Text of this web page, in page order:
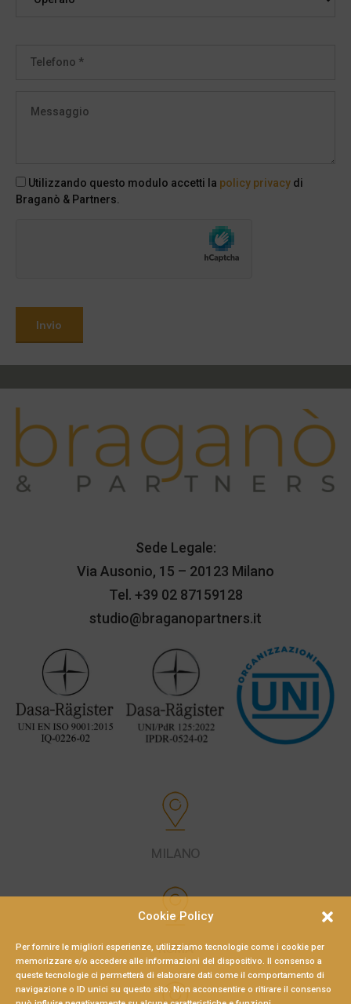
Cookie Policy
Per fornire le migliori esperienze, utilizziamo tecnologie come i cookie per
memorizzare e/o accedere alle informazioni del dispositivo. Il consenso a
queste tecnologie ci permetterà di elaborare dati come il comportamento di
navigazione o ID unici su questo sito. Non acconsentire o ritirare il consenso
Utilizzando questo modulo accetti la policy privacy di
Braganò & Partners.
Sede Legale:
Via Ausonio, 15 – 20123 Milano
Tel. +39 02 87159128
studio@braganopartners.it
MILANO
ROMA